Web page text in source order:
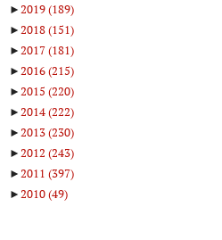
►2019(189)
►2018(151)
►2017(181)
►2016(215)
►2015 (220)
►2014(222)
►2013(230)
►2012 (243)
►2011 (397)
►2010(49)